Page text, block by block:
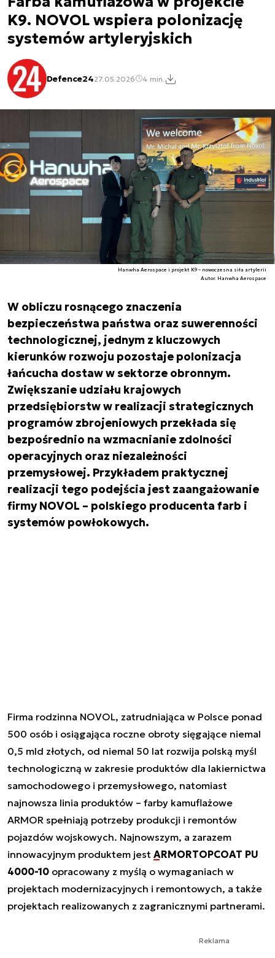
K9. NOVOL wspiera polonizację
systemów artyleryjskich
Defence2427.05.2026 4 min.
Hanwha Aerospace i projekt K9 – nowoczesna siła artylerii
Autor. Hanwha Aerospace
W obliczu rosnącego znaczenia
bezpieczeństwa państwa oraz suwerenności
technologicznej, jednym z kluczowych
kierunków rozwoju pozostaje polonizacja
łańcucha dostaw w sektorze obronnym.
Zwiększanie udziału krajowych
przedsiębiorstw w realizacji strategicznych
programów zbrojeniowych przekłada się
bezpośrednio na wzmacnianie zdolności
operacyjnych oraz niezależności
przemysłowej. Przykładem praktycznej
realizacji tego podejścia jest zaangażowanie
firmy NOVOL – polskiego producenta farb i
systemów powłokowych.
Firma rodzinna NOVOL, zatrudniająca w Polsce ponad
500 osób i osiągająca roczne obroty sięgające niemal
0,5 mld złotych, od niemal 50 lat rozwija polską myśl
technologiczną w zakresie produktów dla lakiernictwa
samochodowego i przemysłowego, natomiast
najnowsza linia produktów – farby kamuflażowe
ARMOR spełniają potrzeby produkcji i remontów
pojazdów wojskowych. Najnowszym, a zarazem
innowacyjnym produktem jest ARMORTOPCOAT PU
4000-10 opracowany z myślą o wymaganiach w
projektach modernizacyjnych i remontowych, a także
projektach realizowanych z zagranicznymi partnerami.
Reklama